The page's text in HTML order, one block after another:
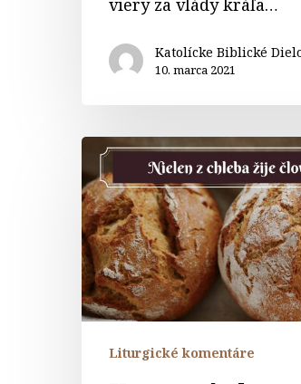
viery za vlády kráľa…
Katolícke Biblické
10. marca 2021
Komentár
k
liturgickým
čítaniam
na
1.
pôstnu
nedeľu
Liturgické komentáre